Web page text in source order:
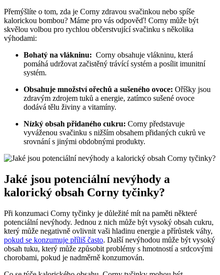
Přemýšlíte o ‌tom, zda je Corny zdravou svačinkou nebo spíše
kalorickou ‍bombou?⁣ Máme pro vás ‌odpověď! Corny může být
skvělou volbou pro ⁤rychlou občerstvující svačinku s několika⁤
výhodami:
Bohatý na vlákninu: ​ Corny ‌obsahuje vlákninu, která
pomáhá udržovat začistěný trávící systém ‌a posílit‌ imunitní
systém.
Obsahuje množství ořechů a sušeného ovoce: Oříšky jsou
zdravým⁣ zdrojem tuků a ⁣energie, zatímco sušené ovoce
dodává tělu ‍živiny a vitamíny.
Nízký ⁢obsah přidaného cukru: Corny představuje
vyváženou ⁤svačinku s nižším​ obsahem⁣ přidaných cukrů ve
srovnání s jinými obdobnými​ produkty.
Jaké jsou potenciální nevýhody a
kalorický obsah Corny tyčinky?
Při konzumaci Corny tyčinky je důležité mít na paměti ‍některé
potenciální ⁤nevýhody. Jednou z nich může být vysoký obsah cukru,
⁤který může negativně ovlivnit vaši hladinu energie ‍a‍ přírůstek váhy,⁢
pokud se konzumuje příliš často. Další ⁣nevýhodou může být vysoký
obsah tuku, který může‍ způsobit problémy s hmotností a srdcovými
chorobami, pokud‌ je nadměrně konzumován.